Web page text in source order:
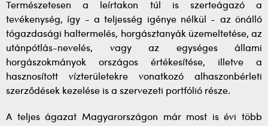
Természetesen a leírtakon túl is szerteágazó a
tevékenység, így - a teljesség igénye nélkül - az önálló
tógazdasági haltermelés, horgásztanyák üzemeltetése, az
utánpótlás-nevelés, vagy az egységes állami
horgászokmányok országos értékesítése, illetve a
hasznosított vízterületekre vonatkozó alhaszonbérleti
szerződések kezelése is a szervezeti portfólió része.
A teljes ágazat Magyarországon már most is évi több